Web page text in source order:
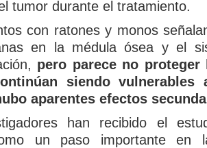
tumor durante el tratamiento.
con ratones y monos
en la médula ósea y el
pero parece no
siendo vulnerables
aparentes efectos
han recibido el
un paso importante en